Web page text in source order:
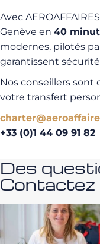
Avec
Genève en 40
modernes, pilotés
garantissent
Nos conseillers sont
votre transfert
+33 (0)1 44 09 91 82
Des
Contactez